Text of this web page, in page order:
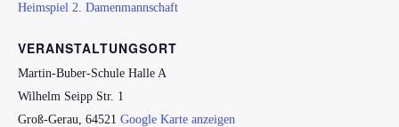
Heimspiel 2. Damenmannschaft
VERANSTALTUNGSORT
Martin-Buber-Schule Halle A
Wilhelm Seipp Str. 1
Groß-Gerau 64521 Google Karte anzeigen